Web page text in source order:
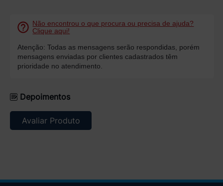
Não encontrou o que procura ou precisa de ajuda?
Clique aqui!
Atenção: Todas as mensagens serão respondidas, porém
mensagens enviadas por clientes cadastrados têm
prioridade no atendimento.
Depoimentos
Avaliar Produto